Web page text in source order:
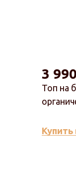
Топ на
3
Купить